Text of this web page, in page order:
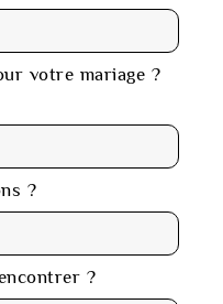
votre mariage ?
?
?